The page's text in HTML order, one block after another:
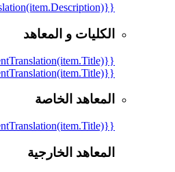
{{mmc.getCurrentTranslation(item.Description)}}
الكليات و المعاهد
{{mmc.getCurrentTranslation(item.Title)}}
{{mmc.getCurrentTranslation(item.Title)}}
المعاهد الخاصة
{{mmc.getCurrentTranslation(item.Title)}}
المعاهد الخارجية